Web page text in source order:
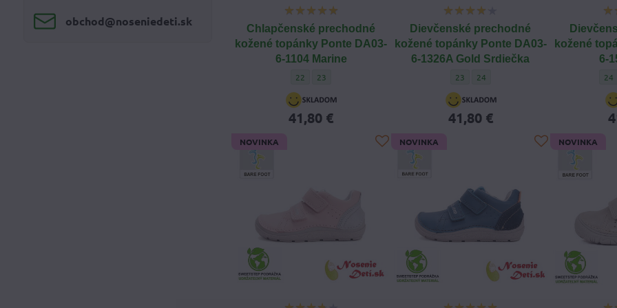
Chlapčenské prechodné
kožené topánky Ponte DA03-
6-1104 Marine
Chlapčenské prechodné kožené topánky Ponte DA03-6-1104 Marine - Veľkosť obuvi:
22 Chlapčenské prechodné kožené topánky Ponte DA03-6-1104 Marine - Veľkosť
23
41,80 €
Dievčenské prechodné
kožené topánky Ponte DA03-
6-1326A Gold Srdiečka
Dievčenské prechodné kožené topánky
23 Dievčenské prechodné kožené
24
41,80 €
kožené
6-
24
NOVINKA NOVINKA NOVINKA
obchod​@noseniedeti​.sk